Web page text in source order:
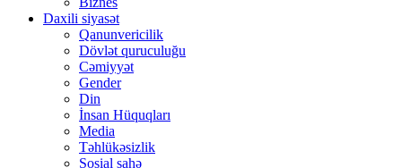
Daxili siyasət
Qanunvericilik
Dövlət quruculuğu
Cəmiyyət
Gender
Din
İnsan Hüquqları
Media
Təhlükəsizlik
Sosial sahə